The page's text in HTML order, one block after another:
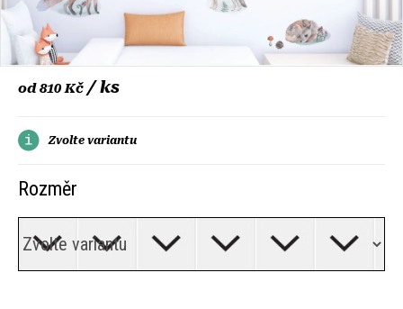
od810 Kč / ks
Zvolte variantu
Rozměr